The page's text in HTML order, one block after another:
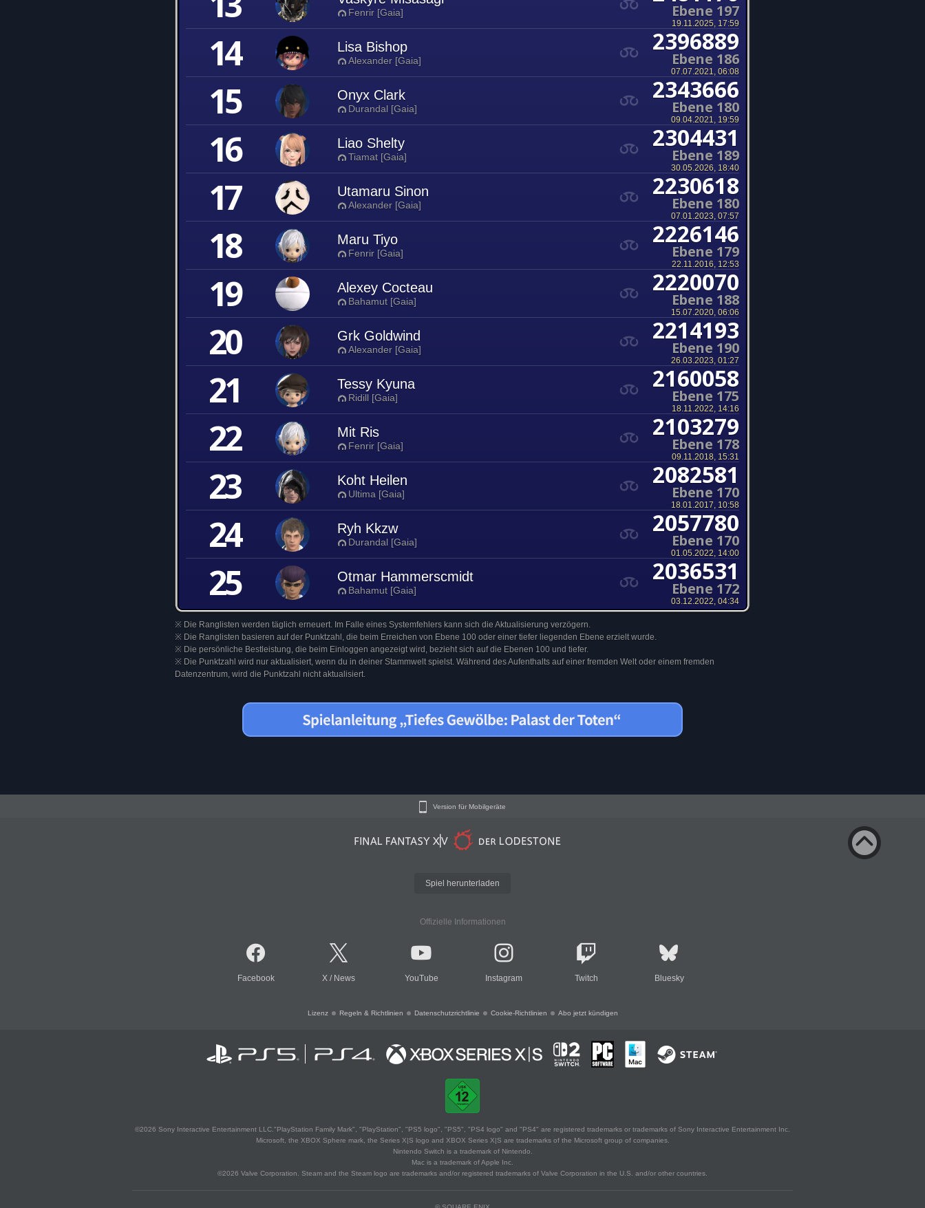
Fenrir [Gaia] Ebene 197
19.11.2025, 17:59
14 Lisa Bishop
Alexander [Gaia]
2396889
Ebene 186
07.07.2021, 06:08
15 Onyx Clark
Durandal [Gaia]
2343666
Ebene 180
09.04.2021, 19:59
16 Liao Shelty
Tiamat [Gaia]
2304431
Ebene 189
30.05.2026, 18:40
17 Utamaru Sinon
Alexander [Gaia]
2230618
Ebene 180
07.01.2023, 07:57
18 Maru Tiyo
Fenrir [Gaia]
2226146
Ebene 179
22.11.2016, 12:53
19 Alexey Cocteau
Bahamut [Gaia]
2220070
Ebene 188
15.07.2020, 06:06
20 Grk Goldwind
Alexander [Gaia]
2214193
Ebene 190
26.03.2023, 01:27
21 Tessy Kyuna
Ridill [Gaia]
2160058
Ebene 175
18.11.2022, 14:16
22 Mit Ris
Fenrir [Gaia]
2103279
Ebene 178
09.11.2018, 15:31
23 Koht Heilen
Ultima [Gaia]
2082581
Ebene 170
18.01.2017, 10:58
24 Ryh Kkzw
Durandal [Gaia]
2057780
Ebene 170
01.05.2022, 14:00
25 Otmar Hammerscmidt
Bahamut [Gaia]
2036531
Ebene 172
03.12.2022, 04:34
※ Die Ranglisten werden täglich erneuert. Im Falle eines Systemfehlers kann sich die Aktualisierung verzögern.
※ Die Ranglisten basieren auf der Punktzahl, die beim Erreichen von Ebene 100 oder einer tiefer liegenden Ebene erzielt wurde.
※ Die persönliche Bestleistung, die beim Einloggen angezeigt wird, bezieht sich auf die Ebenen 100 und tiefer.
※ Die Punktzahl wird nur aktualisiert, wenn du in deiner Stammwelt spielst. Während des Aufenthalts auf einer fremden Welt oder einem fremden
Datenzentrum, wird die Punktzahl nicht aktualisiert.
Version für Mobilgeräte
Spiel herunterladen
Offizielle Informationen
Facebook X / News YouTube Instagram Twitch Bluesky
Lizenz Regeln & Richtlinien Datenschutzrichtlinie Cookie-Richtlinien Abo jetzt kündigen
©2026 Sony Interactive Entertainment LLC."PlayStation Family Mark", "PlayStation", "PS5 logo", "PS5", "PS4 logo" and "PS4" are registered trademarks or trademarks of Sony Interactive Entertainment Inc.
Microsoft, the XBOX Sphere mark, the Series X|S logo and XBOX Series X|S are trademarks of the Microsoft group of companies.
Nintendo Switch is a trademark of Nintendo.
Mac is a trademark of Apple Inc.
©2026 Valve Corporation. Steam and the Steam logo are trademarks and/or registered trademarks of Valve Corporation in the U.S. and/or other countries.